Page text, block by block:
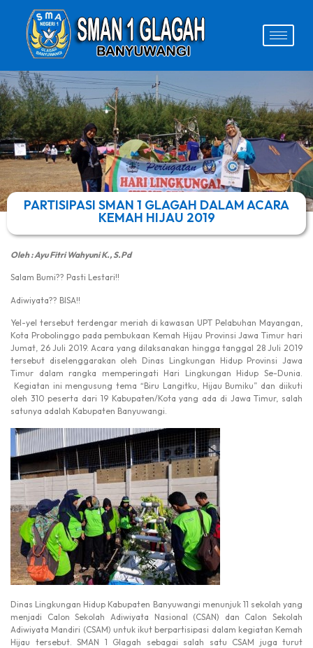
PARTISIPASI SMAN 1 GLAGAH DALAM ACARA
KEMAH HIJAU 2019
Oleh : Ayu Fitri Wahyuni K., S.Pd
Salam Bumi?? Pasti Lestari!!
Adiwiyata?? BISA!!
Yel-yel tersebut terdengar meriah di kawasan UPT Pelabuhan Mayangan,
Kota Probolinggo pada pembukaan Kemah Hijau Provinsi Jawa Timur hari
Jumat, 26 Juli 2019. Acara yang dilaksanakan hingga tanggal 28 Juli 2019
tersebut diselenggarakan oleh Dinas Lingkungan Hidup Provinsi Jawa
Timur dalam rangka memperingati Hari Lingkungan Hidup Se-Dunia.
Kegiatan ini mengusung tema “Biru Langitku, Hijau Bumiku” dan diikuti
oleh 310 peserta dari 19 Kabupaten/Kota yang ada di Jawa Timur, salah
satunya adalah Kabupaten Banyuwangi.
Dinas Lingkungan Hidup Kabupaten Banyuwangi menunjuk 11 sekolah yang
menjadi Calon Sekolah Adiwiyata Nasional (CSAN) dan Calon Sekolah
Adiwiyata Mandiri (CSAM) untuk ikut berpartisipasi dalam kegiatan Kemah
Hijau tersebut. SMAN 1 Glagah sebagai salah satu CSAM juga turut